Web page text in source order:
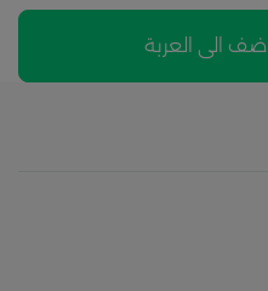
اضف الى العربة